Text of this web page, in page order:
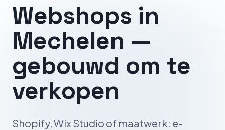
Webshops in
Mechelen —
gebouwd om te
verkopen
Shopify, Wix Studio of maatwerk: e-